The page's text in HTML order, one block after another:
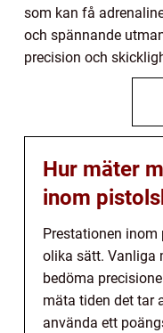
som kan få
och spännande
precision och
Hur mäter
inom
Prestationen
olika sätt. Vanliga
bedöma
mäta tiden det tar
använda ett